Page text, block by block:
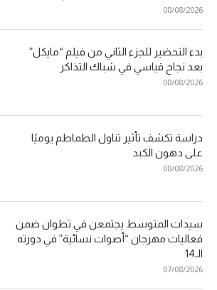
08/08/2026
بدء التحضير للجزء الثاني من فيلم “مايكل”
بعد نجاح قياسي في شباك التذاكر
08/08/2026
دراسة تكشف تأثير تناول الطماطم يوميًا
على دهون الكبد
08/08/2026
سيدات المتوسط يجتمعن في تطوان ضمن
فعاليات مهرجان “أصوات نسائية” في دورته
الـ14
07/08/2026